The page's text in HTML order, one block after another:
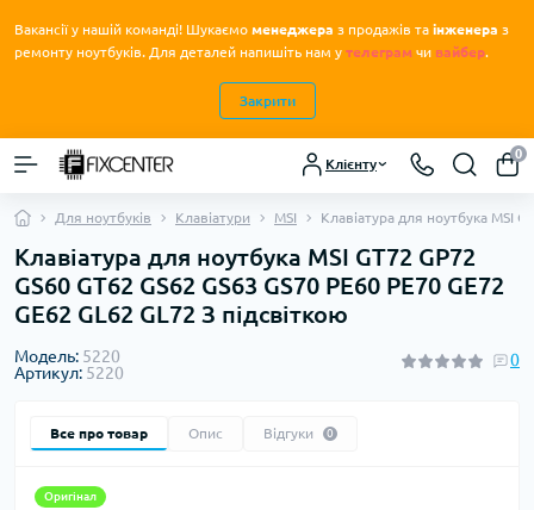
Вакансії у нашій команді! Шукаємо менеджера з продажів та інженера з
ремонту ноутбуків. Для деталей напишіть нам у телеграм чи вайбер.
Закрити
Клієнту
0
Для ноутбуків Клавіатури MSI Клавіатура для ноутбука MSI
Клавіатура для ноутбука MSI GT72 GP72
GS60 GT62 GS62 GS63 GS70 PE60 PE70 GE72
GE62 GL62 GL72 З підсвіткою
Модель: 5220
Артикул: 5220
0
Все про товар Опис Відгуки 0
Оригінал